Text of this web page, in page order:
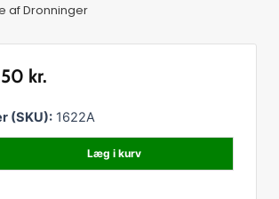
af Dronninger
kr.
(SKU):1622A
Læg i kurv